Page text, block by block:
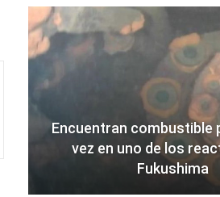
Encuentran combustible
vez en uno de los
Fukushima